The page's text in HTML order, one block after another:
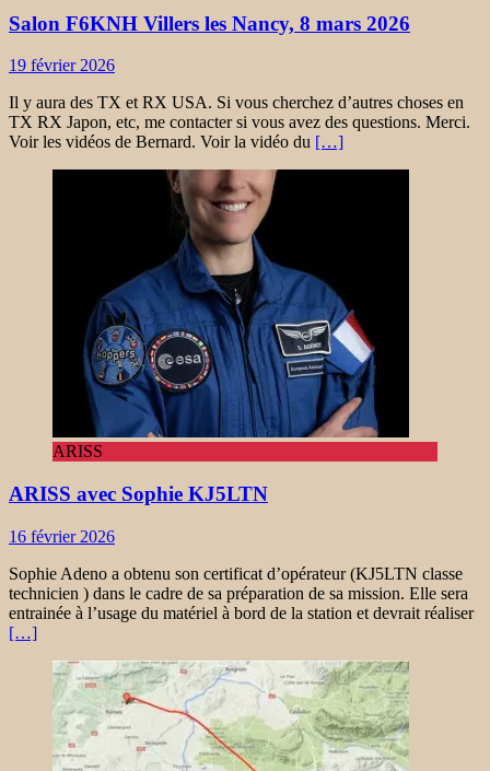
Salon F6KNH Villers les Nancy, 8 mars 2026
19 février 2026
Il y aura des TX et RX USA. Si vous cherchez d’autres choses en
TX RX Japon, etc, me contacter si vous avez des questions. Merci.
Voir les vidéos de Bernard. Voir la vidéo du […]
ARISS
ARISS avec Sophie KJ5LTN
16 février 2026
Sophie Adeno a obtenu son certificat d’opérateur (KJ5LTN classe
technicien ) dans le cadre de sa préparation de sa mission. Elle sera
entrainée à l’usage du matériel à bord de la station et devrait réaliser
[…]